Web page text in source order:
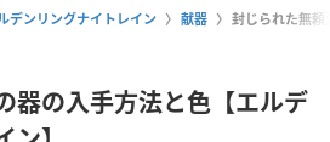
デンリングナイトレイン 献器 封じられた無頼
器の入手方法と色【エルデ